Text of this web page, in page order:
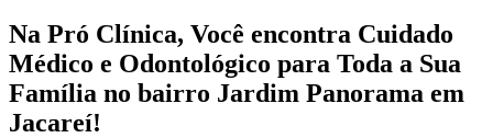
Na Pró Clínica, Você encontra Cuidado
Médico e Odontológico para Toda a Sua
Família no bairro Jardim Panorama em
Jacareí!